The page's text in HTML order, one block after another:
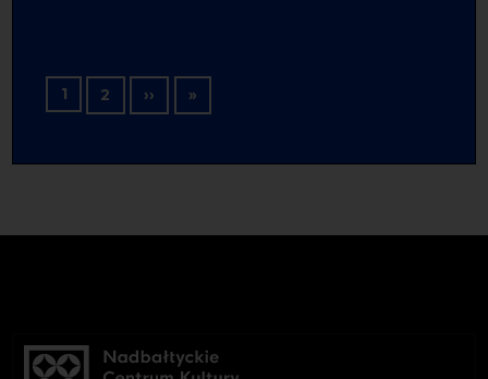
Stronicowanie
1 2 ›› Następna strona
»Ostatnia strona